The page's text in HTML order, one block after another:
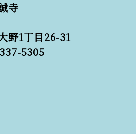
寺
野1丁目26-31
5305